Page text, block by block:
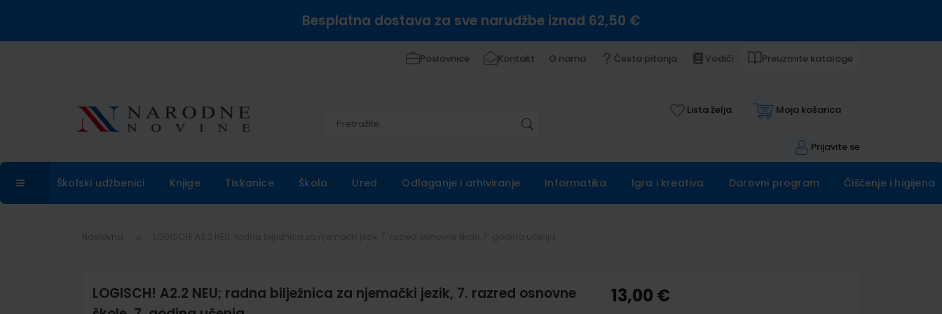
Besplatna dostava za sve narudžbe iznad 62,50 €
Poslovnice Kontakt O nama Česta pitanja Vodiči Preuzmite kataloge
Lista želja Moja košarica
Prijavite se
Školski udžbenici Knjige Tiskanice Škola Ured Odlaganje i arhiviranje Informatika Igra i kreativa Darovni program Čišćenje i higijena
Naslovna
LOGISCH! A2.2 NEU; radna bilježnica za njemački jezik, 7. razred osnovne
13,00 €